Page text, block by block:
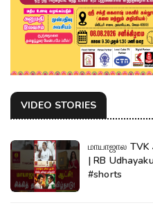
VIDEO STORIES
மாயாஜால TVK
| RB
#shorts